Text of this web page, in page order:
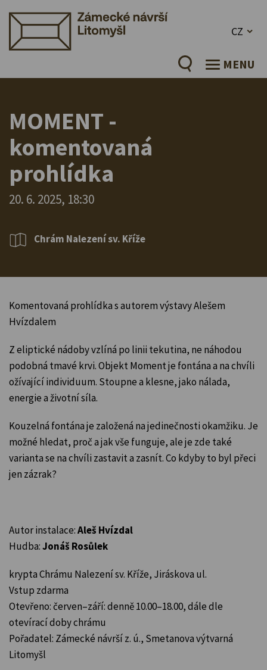
CZ
MENU
MOMENT -
komentovaná
prohlídka
20. 6. 2025, 18:30
Chrám Nalezení sv. Kříže
Komentovaná prohlídka s autorem výstavy Alešem
Hvízdalem
Z eliptické nádoby vzlíná po linii tekutina, ne náhodou
podobná tmavé krvi. Objekt Moment je fontána a na chvíli
ožívající individuum. Stoupne a klesne, jako nálada,
energie a životní síla.
Kouzelná fontána je založená na jedinečnosti okamžiku. Je
možné hledat, proč a jak vše funguje, ale je zde také
varianta se na chvíli zastavit a zasnít. Co kdyby to byl přeci
jen zázrak?
Autor instalace:Aleš Hvízdal
Hudba:Jonáš Rosůlek
krypta Chrámu Nalezení sv. Kříže, Jiráskova ul.
Vstup zdarma
Otevřeno: červen–září: denně 10.00–18.00, dále dle
otevírací doby chrámu
Pořadatel: Zámecké návrší z. ú., Smetanova výtvarná
Litomyšl